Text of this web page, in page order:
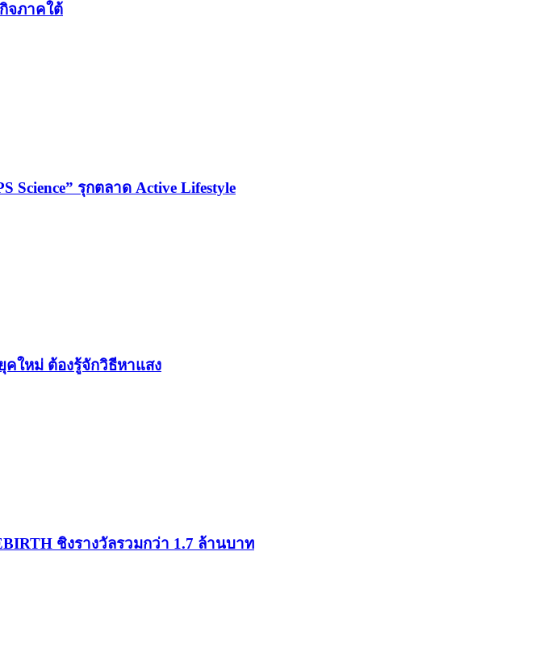
จภาคใต้
Science” รุกตลาด Active Lifestyle
ใหม่ ต้องรู้จักวิธีหาแสง
ชิงรางวัลรวมกว่า 1.7 ล้านบาท